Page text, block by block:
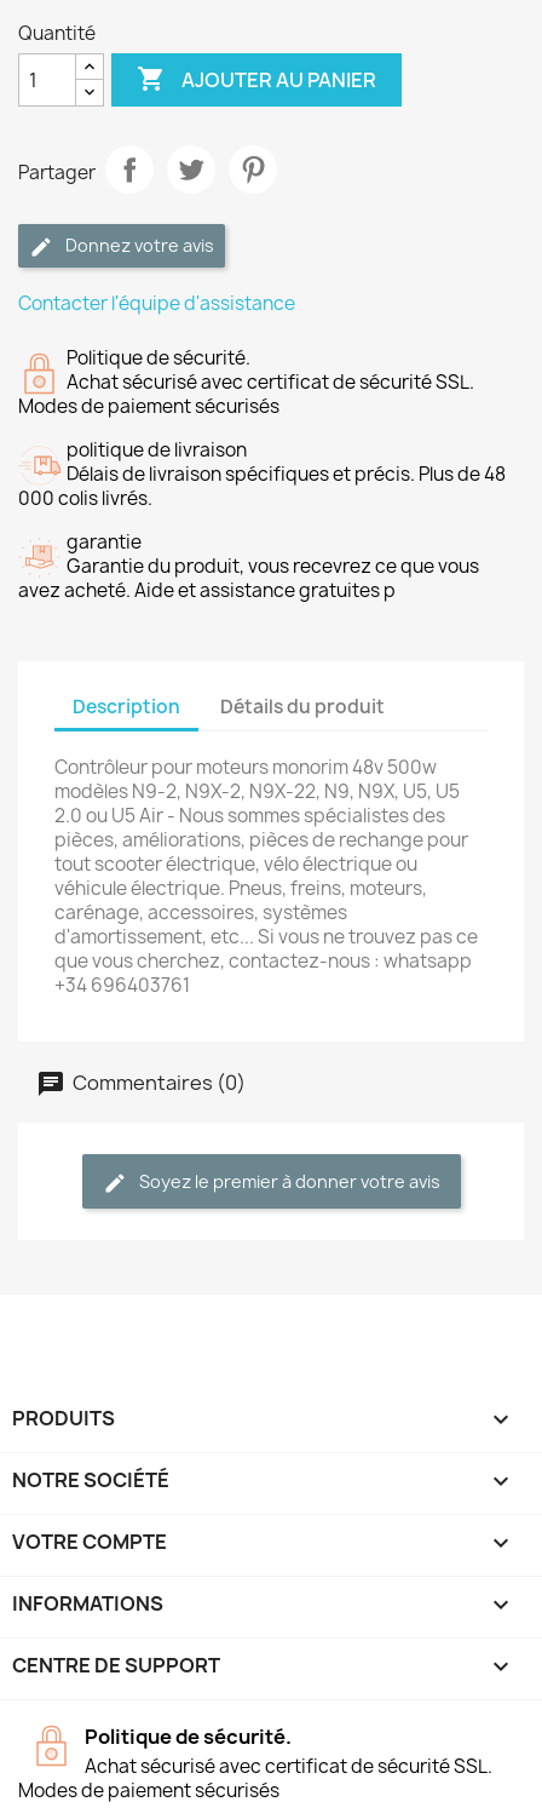
Quantité
 AJOUTER AU PANIER
Partager
Donnez votre avis
Contacter l'équipe d'assistance
Politique de sécurité.
Achat sécurisé avec certificat de sécurité SSL.
Modes de paiement sécurisés
politique de livraison
Délais de livraison spécifiques et précis. Plus de 48
000 colis livrés.
garantie
Garantie du produit, vous recevrez ce que vous
avez acheté. Aide et assistance gratuites p
Description Détails du produit
Contrôleur pour moteurs monorim 48v 500w
modèles N9-2, N9X-2, N9X-22, N9, N9X, U5, U5
2.0 ou U5 Air - Nous sommes spécialistes des
pièces, améliorations, pièces de rechange pour
tout scooter électrique, vélo électrique ou
véhicule électrique. Pneus, freins, moteurs,
carénage, accessoires, systèmes
d'amortissement, etc... Si vous ne trouvez pas ce
que vous cherchez, contactez-nous : whatsapp
+34 696403761
Commentaires (0)
Soyez le premier à donner votre avis
PRODUITS 
NOTRE SOCIÉTÉ 
VOTRE COMPTE 
INFORMATIONS keyboard_arrow_down
CENTRE DE SUPPORT 
Politique de sécurité.
Achat sécurisé avec certificat de sécurité SSL.
Modes de paiement sécurisés